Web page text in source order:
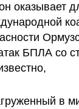
оказывает
БПЛА со
в